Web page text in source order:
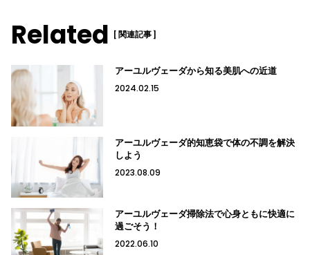
Related [ 関連記事 ]
アーユルヴェーダから知る美肌への近道
2024.02.15
アーユルヴェーダ的知恵袋で体の不調を解決
しよう
2023.08.09
アーユルヴェーダ掃除法で心身ともに快適に
過ごそう！
2022.06.10